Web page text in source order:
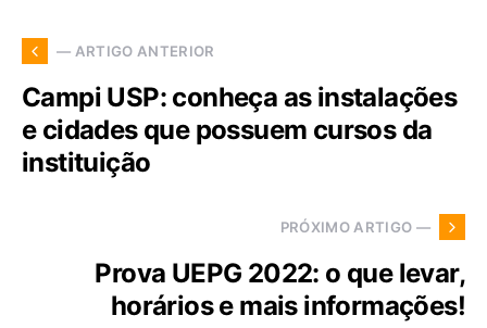
— ARTIGO ANTERIOR
Campi USP: conheça as instalações
e cidades que possuem cursos da
instituição
PRÓXIMO ARTIGO —
Prova UEPG 2022: o que levar,
horários e mais informações!